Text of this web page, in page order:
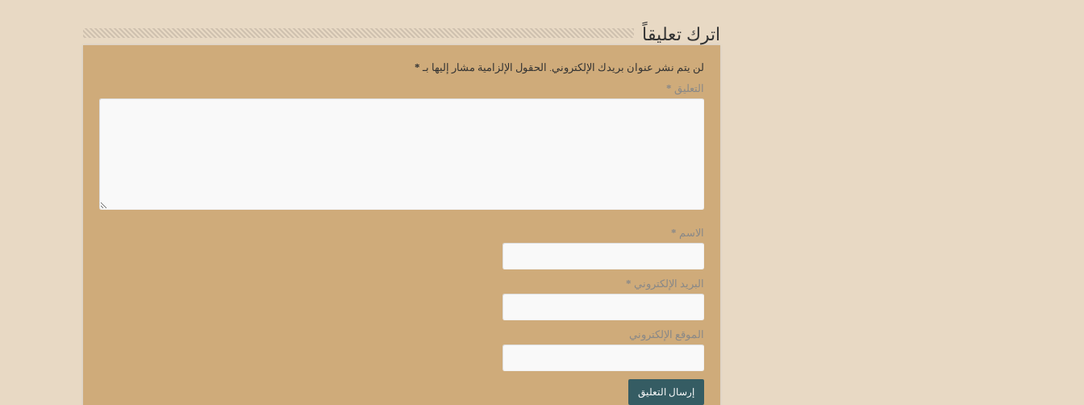
اترك تعليقاً
لن يتم نشر عنوان بريدك الإلكتروني. الحقول الإلزامية مشار إليها بـ *
التعليق *
الاسم *
البريد الإلكتروني *
الموقع الإلكتروني